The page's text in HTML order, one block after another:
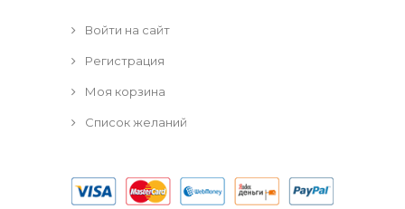
Войти на сайт
Регистрация
Моя корзина
Список желаний